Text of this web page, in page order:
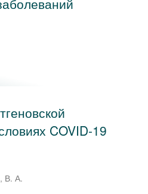
COVID-19
В. А.